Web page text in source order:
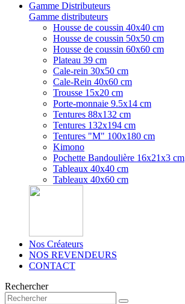
Gamme Distributeurs
Gamme distributeurs
Housse de coussin 40x40 cm
Housse de coussin 50x50 cm
Housse de coussin 60x60 cm
Plateau 39 cm
Cale-rein 30x50 cm
Cale-Rein 40x60 cm
Trousse 15x20 cm
Porte-monnaie 9.5x14 cm
Tentures 88x132 cm
Tentures 132x194 cm
Tentures "M" 100x180 cm
Kimono
Pochette Bandoulière 16x21x3 cm
Tableaux 40x40 cm
Tableaux 40x60 cm
Nos Créateurs
NOS REVENDEURS
CONTACT
Rechercher